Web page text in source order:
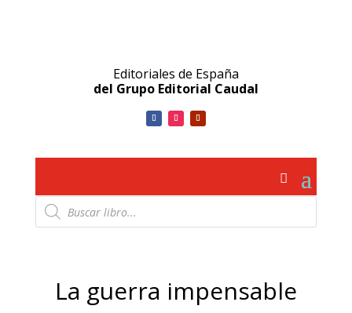
Editoriales de España
del Grupo Editorial Caudal
Búsqueda
de
productos
La guerra impensable